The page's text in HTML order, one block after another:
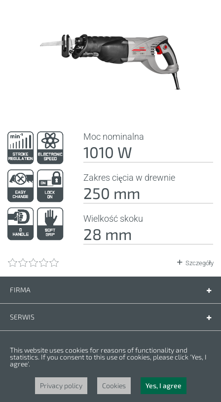
Moc nominalna
1010 W
Zakres cięcia w drewnie
250 mm
Wielkość skoku
28 mm
Szczegóły
FIRMA
SERWIS
Warunki gwarancji
Polityka prywatności
Cookies
Copyright © 2023 CROWN. Wszelkie prawa zastrzeżone. CROWN jest
zarejestrowanym znakiem handlowym. | CROWN należy do grupy Merit Link.
This website uses cookies for reasons of functionality and
statistics. If you consent to this use of cookies, please click 'Yes, I
agree'.
Privacy policy Cookies Yes, I agree